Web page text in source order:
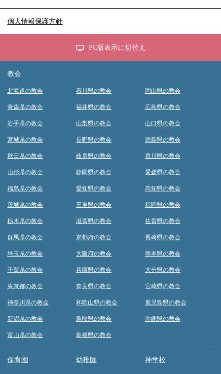
個人情報保護方針
PC版表示に切替え
教会
北海道の教会
青森県の教会
岩手県の教会
宮城県の教会
秋田県の教会
山形県の教会
福島県の教会
茨城県の教会
栃木県の教会
群馬県の教会
埼玉県の教会
千葉県の教会
東京都の教会
神奈川県の教会
新潟県の教会
富山県の教会
石川県の教会
福井県の教会
山梨県の教会
長野県の教会
岐阜県の教会
静岡県の教会
愛知県の教会
三重県の教会
滋賀県の教会
京都府の教会
大阪府の教会
兵庫県の教会
奈良県の教会
和歌山県の教会
鳥取県の教会
島根県の教会
岡山県の教会
広島県の教会
山口県の教会
徳島県の教会
香川県の教会
愛媛県の教会
高知県の教会
福岡県の教会
佐賀県の教会
長崎県の教会
熊本県の教会
大分県の教会
宮崎県の教会
鹿児島県の教会
沖縄県の教会
保育園 幼稚園 神学校